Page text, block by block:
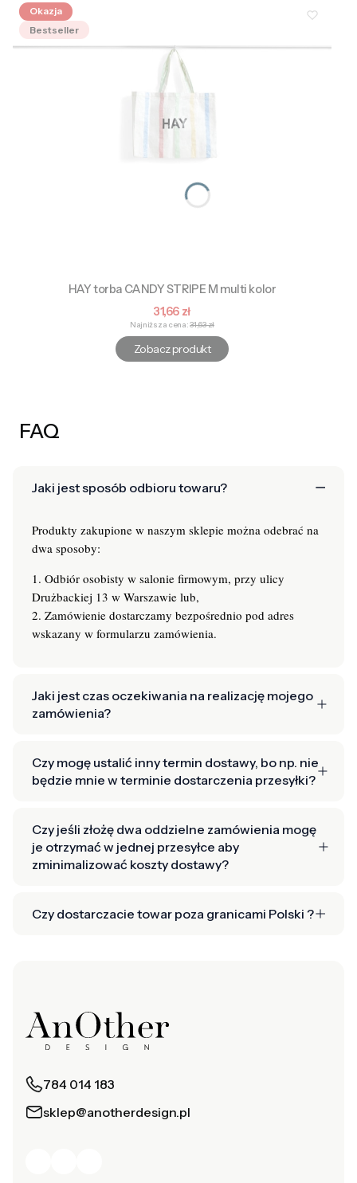
Okazja
Bestseller
HAY torba CANDY STRIPE M multi kolor
Cena promocyjna
31,66 zł
Najniższa cena: 31,63 zł
Zobacz produkt
FAQ
Jaki jest sposób odbioru towaru?
Produkty zakupione w naszym sklepie można odebrać na
dwa sposoby:
1. Odbiór osobisty w salonie firmowym, przy ulicy
Drużbackiej 13 w Warszawie lub,
2. Zamówienie dostarczamy bezpośrednio pod adres
wskazany w formularzu zamówienia.
Jaki jest czas oczekiwania na realizację mojego
zamówienia?
Czy mogę ustalić inny termin dostawy, bo np. nie
będzie mnie w terminie dostarczenia przesyłki?
Czy jeśli złożę dwa oddzielne zamówienia mogę
je otrzymać w jednej przesyłce aby
zminimalizować koszty dostawy?
Czy dostarczacie towar poza granicami Polski ?
784 014 183
sklep@anotherdesign.pl